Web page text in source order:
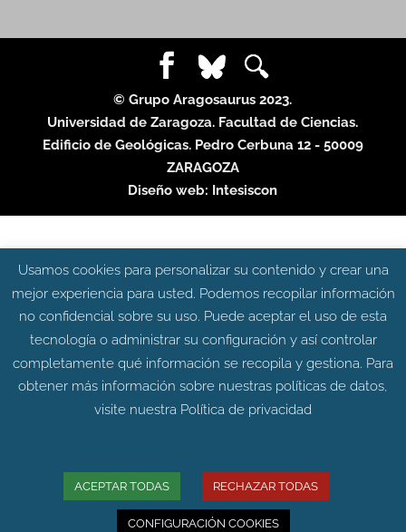
© Grupo Aragosaurus 2023.
Universidad de Zaragoza. Facultad de Ciencias.
Edificio de Geológicas. Pedro Cerbuna 12 - 50009
ZARAGOZA
Diseño web: Intesiscon
Usamos cookies para personalizar su contenido y crear una
mejor experiencia para usted. Podemos recopilar información
no confidencial sobre su uso. Puede aceptar el uso de esta
tecnología o administrar su configuración y así controlar
completamente qué información se recopila y gestiona. Para
obtener más información sobre nuestras políticas de datos,
visite nuestra Política de privacidad
ACEPTAR TODAS RECHAZAR TODAS
CONFIGURACIÓN COOKIES